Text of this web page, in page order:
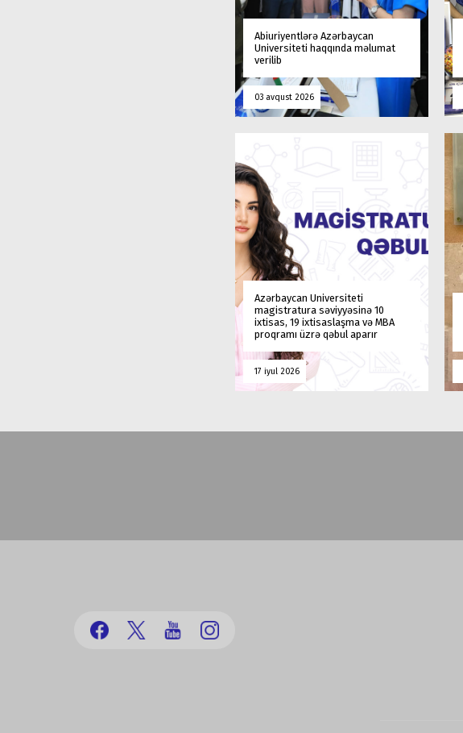
Abiuriyentlərə Azərbaycan
Universiteti haqqında məlumat
verilib
03 avqust 2026
Azərbaycan Universiteti
magistratura səviyyəsinə 10
ixtisas, 19 ixtisaslaşma və MBA
proqramı üzrə qəbul aparır
17 iyul 2026